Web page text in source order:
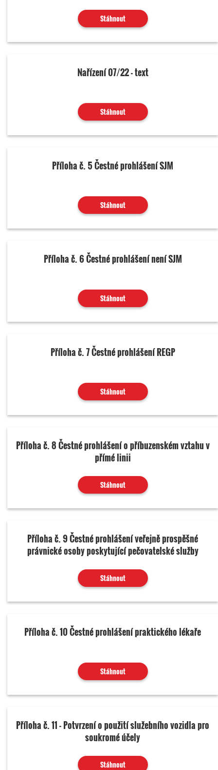
Stáhnout
Nařízení 07/22 - text
Stáhnout
Příloha č. 5 Čestné prohlášení SJM
Stáhnout
Příloha č. 6 Čestné prohlášení není SJM
Stáhnout
Příloha č. 7 Čestné prohlášení REGP
Stáhnout
Příloha č. 8 Čestné prohlášení o příbuzenském vztahu v
přímé linii
Stáhnout
Příloha č. 9 Čestné prohlášení veřejně prospěšné
právnické osoby poskytující pečovatelské služby
Stáhnout
Příloha č. 10 Čestné prohlášení praktického lékaře
Stáhnout
Příloha č. 11 - Potvrzení o použití služebního vozidla pro
soukromé účely
Stáhnout